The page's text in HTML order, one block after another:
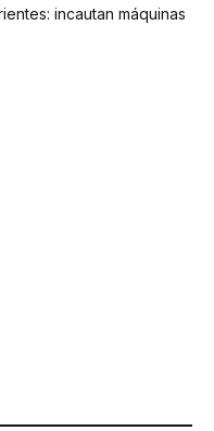
incautan máquinas